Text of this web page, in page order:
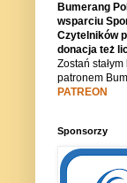
Bumerang
wsparciu
Czytelników
donacja też
Zostań
patronem
PATREON
Sponsorzy